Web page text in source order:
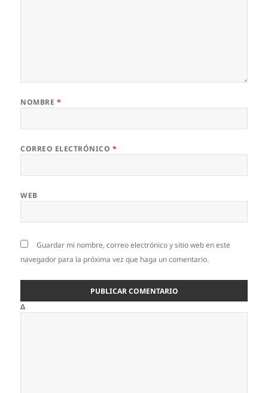
NOMBRE *
CORREO ELECTRÓNICO *
WEB
Guardar mi nombre, correo electrónico y sitio web en este
navegador para la próxima vez que haga un comentario.
Δ